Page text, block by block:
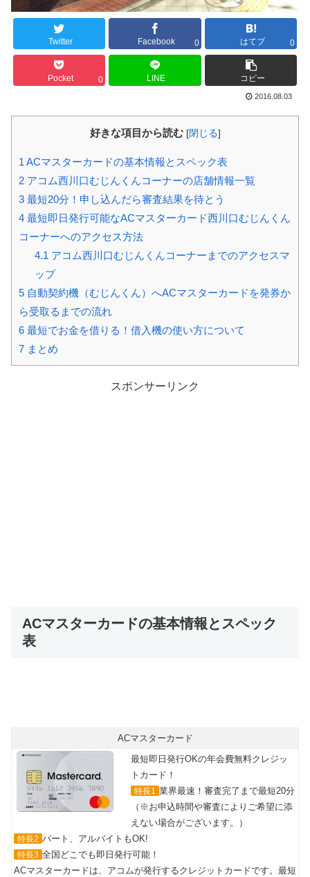
Twitter Facebook 0 はてブ 0
Pocket 0 LINE コピー
2016.08.03
好きな項目から読む [閉じる]
1 ACマスターカードの基本情報とスペック表
2 アコム西川口むじんくんコーナーの店舗情報一覧
3 最短20分！申し込んだら審査結果を待とう
4 最短即日発行可能なACマスターカード西川口むじんくん
コーナーへのアクセス方法
4.1 アコム西川口むじんくんコーナーまでのアクセスマ
ップ
5 自動契約機（むじんくん）へACマスターカードを発券か
ら受取るまでの流れ
6 最短でお金を借りる！借入機の使い方について
7 まとめ
スポンサーリンク
ACマスターカードの基本情報とスペック
表
ACマスターカード
最短即日発行OKの年会費無料クレジッ
トカード！
特長1 業界最速！審査完了まで最短20分
（※お申込時間や審査によりご希望に添
えない場合がございます。）
特長2 パート、アルバイトもOK!
特長3 全国どこでも即日発行可能！
ACマスターカードは、アコムが発行するクレジットカードです。最短